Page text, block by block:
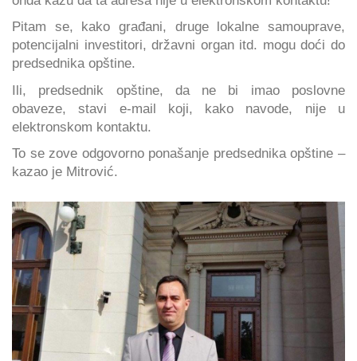
Pitam se, kako građani, druge lokalne samouprave,
potencijalni investitori, državni organ itd. mogu doći do
predsednika opštine.
Ili, predsednik opštine, da ne bi imao poslovne
obaveze, stavi e-mail koji, kako navode, nije u
elektronskom kontaktu.
To se zove odgovorno ponašanje predsednika opštine –
kazao je Mitrović.